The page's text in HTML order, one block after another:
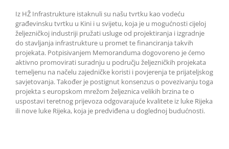
Iz HŽ Infrastrukture istaknuli su našu tvrtku kao vodeću
građevinsku tvrtku u Kini i u svijetu, koja je u mogućnosti cijeloj
željezničkoj industriji pružati usluge od projektiranja i izgradnje
do stavljanja infrastrukture u promet te financiranja takvih
projekata. Potpisivanjem Memoranduma dogovoreno je ćemo
aktivno promovirati suradnju u području željezničkih projekata
temeljenu na načelu zajedničke koristi i povjerenja te prijateljskog
savjetovanja. Također je postignut konsenzus o povezivanju toga
projekta s europskom mrežom željeznica velikih brzina te o
uspostavi teretnog prijevoza odgovarajuće kvalitete iz luke Rijeka
ili nove luke Rijeka, koja je predviđena u doglednoj budućnosti.